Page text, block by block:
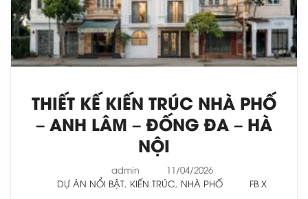
THIẾT KẾ KIẾN TRÚC NHÀ PHỐ
– ANH LÂM – ĐỐNG ĐA – HÀ
NỘI
admin
11/04/2026
DỰ ÁN NỔI BẬT KIẾN TRÚC NHÀ PHỐ FB X